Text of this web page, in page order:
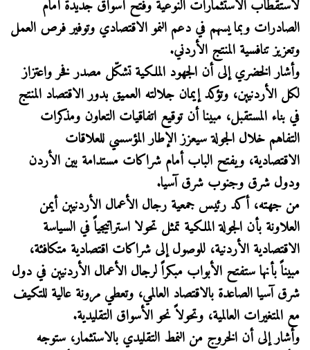
لاستقطاب الاستثمارات النوعية وفتح أسواق جديدة أمام
الصادرات وبما يسهم في دعم النمو الاقتصادي وتوفير فرص العمل
وتعزيز تنافسية المنتج الأردني.
وأشار الخضري إلى أن الجهود الملكية تشكّل مصدر فخر واعتزاز
لكل الأردنيين، وتؤكد إيمان جلالته العميق بدور الاقتصاد المنتج
في بناء المستقبل، مبينا أن توقيع اتفاقيات التعاون ومذكرات
التفاهم خلال الجولة سيعزز الإطار المؤسسي للعلاقات
الاقتصادية، ويفتح الباب أمام شراكات مستدامة بين الأردن
ودول شرق وجنوب شرق آسيا.
من جهته، أكد رئيس جمعية رجال الأعمال الأردنيين أيمن
العلاونة بأن الجولة الملكية تمثل تحولا استراتيجياً في السياسة
الاقتصادية الأردنية، للوصول إلى شراكات اقتصادية متكافئة،
مبيناً بأنها ستفتح الأبواب مبكراً لرجال الأعمال الأردنيين في دول
شرق آسيا الصاعدة بالاقتصاد العالمي، وتعطي مرونة عالية للتكيف
مع المتغيرات العالمية، وتحولاً نحو الأسواق التقليدية.
وأشار إلى أن الخروج من النمط التقليدي بالاستثمار، ستوجه